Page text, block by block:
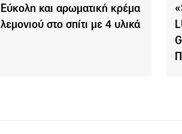
Εύκολη και αρωματική κρέμα
λεμονιού στο σπίτι με 4 υλικά